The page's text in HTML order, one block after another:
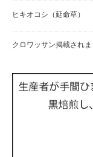
ヒキオコシ（延命草）
クロワッサン掲載されま